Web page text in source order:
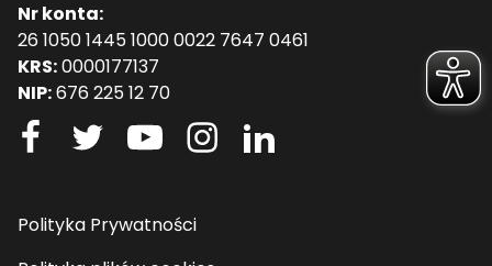
Nr konta:
26 1050 1445 1000 0022 7647 0461
KRS:0000177137
NIP:676 225 12 70
Polityka Prywatności